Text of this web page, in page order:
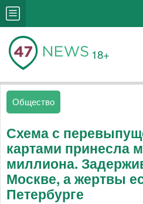
18+
Общество
Схема с
картами принесла
миллиона.
Москве, а жертвы
Петербурге